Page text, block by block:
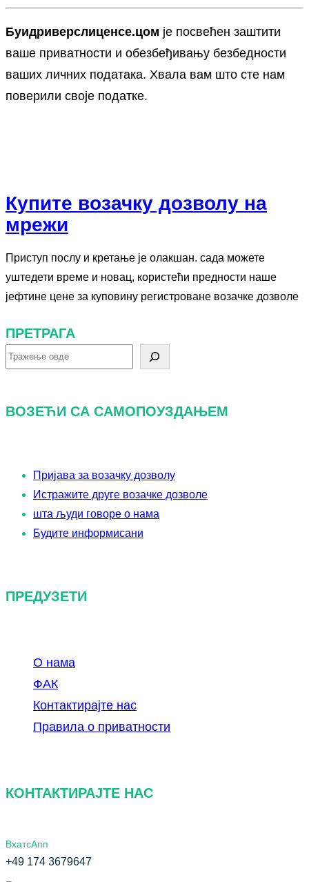
Буидриверслиценсе.цом је посвећен заштити
ваше приватности и обезбеђивању безбедности
ваших личних података. Хвала вам што сте нам
поверили своје податке.
Купите возачку дозволу на
мрежи
Приступ послу и кретање је олакшан. сада можете
уштедети време и новац, користећи предности наше
јефтине цене за куповину регистроване возачке дозволе
ПРЕТРАГА
ВОЗЕЋИ СА САМОПОУЗДАЊЕМ
Пријава за возачку дозволу
Истражите друге возачке дозволе
шта људи говоре о нама
Будите информисани
ПРЕДУЗЕТИ
О нама
ФАК
Контактирајте нас
Правила о приватности
КОНТАКТИРАЈТЕ НАС
ВхатсАпп
+49 174 3679647